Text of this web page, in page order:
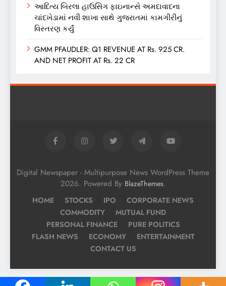
આદિત્ય બિરલા હાઉસિંગ ફાઇનાન્સે અમદાવાદના
ચાંદખેડામાં નવી શાખા સાથે ગુજરાતમાં કામગીરીનું
વિસ્તરણ કર્યું
GMM PFAUDLER: Q1 REVENUE AT Rs. 925 CR.
AND NET PROFIT AT Rs. 22 CR
Digital Newspaper - Multipurpose News WordPress Theme
2026. Powered By BlazeThemes.
HOME STOCKS IPO
CORPORATE NEWS
COMMODITY
MUTUAL FUND
PERSONAL FINANCE
PURE POLITICS
FLASH NEWS
ECONOMY
ENTERTAINMENT
CONTACT US